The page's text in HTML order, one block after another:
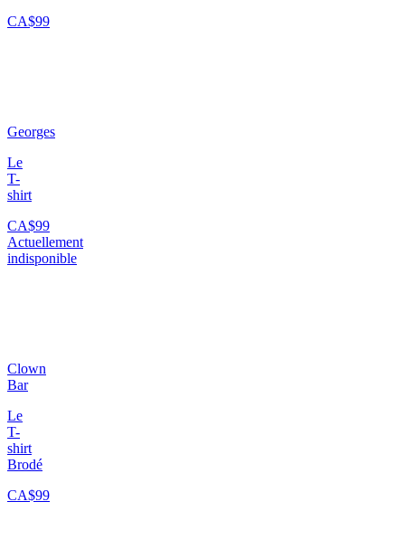
CA$99
Georges
Le
T-
shirt
CA$99
Actuellement
indisponible
Clown
Bar
Le
T-
shirt
Brodé
CA$99